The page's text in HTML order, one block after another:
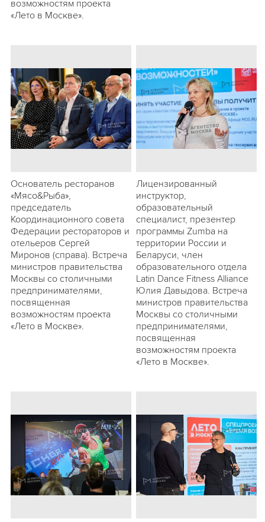
возможностям проекта
«Лето в Москве».
Основатель ресторанов
«Мясо&Рыба»,
председатель
Координационного совета
Федерации рестораторов и
отельеров Сергей
Миронов (справа). Встреча
министров правительства
Москвы со столичными
предпринимателями,
посвященная
возможностям проекта
«Лето в Москве».
Лицензированный
инструктор,
образовательный
специалист, презентер
программы Zumba на
территории России и
Беларуси, член
образовательного отдела
Latin Dance Fitness Alliance
Юлия Давыдова. Встреча
министров правительства
Москвы со столичными
предпринимателями,
посвященная
возможностям проекта
«Лето в Москве».